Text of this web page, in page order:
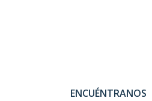
ENCUÉNTRANOS